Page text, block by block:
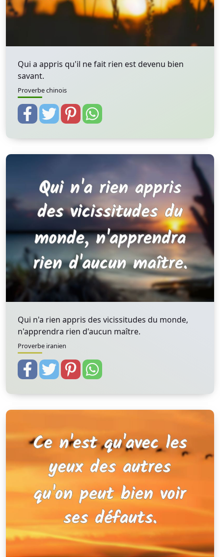
Qui a appris qu'il ne fait rien est devenu bien
savant.
Proverbe chinois
Qui n'a rien appris des vicissitudes du monde,
n'apprendra rien d'aucun maître.
Proverbe iranien